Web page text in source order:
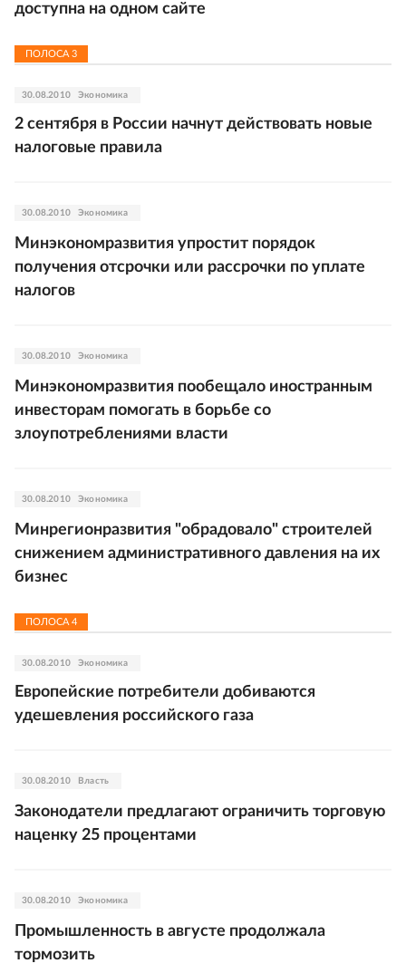
доступна на одном сайте
ПОЛОСА 3
30.08.2010 Экономика
2 сентября в России начнут действовать новые
налоговые правила
30.08.2010 Экономика
Минэкономразвития упростит порядок
получения отсрочки или рассрочки по уплате
налогов
30.08.2010 Экономика
Минэкономразвития пообещало иностранным
инвесторам помогать в борьбе со
злоупотреблениями власти
30.08.2010 Экономика
Минрегионразвития "обрадовало" строителей
снижением административного давления на их
бизнес
ПОЛОСА 4
30.08.2010 Экономика
Европейские потребители добиваются
удешевления российского газа
30.08.2010 Власть
Законодатели предлагают ограничить торговую
наценку 25 процентами
30.08.2010 Экономика
Промышленность в августе продолжала
тормозить